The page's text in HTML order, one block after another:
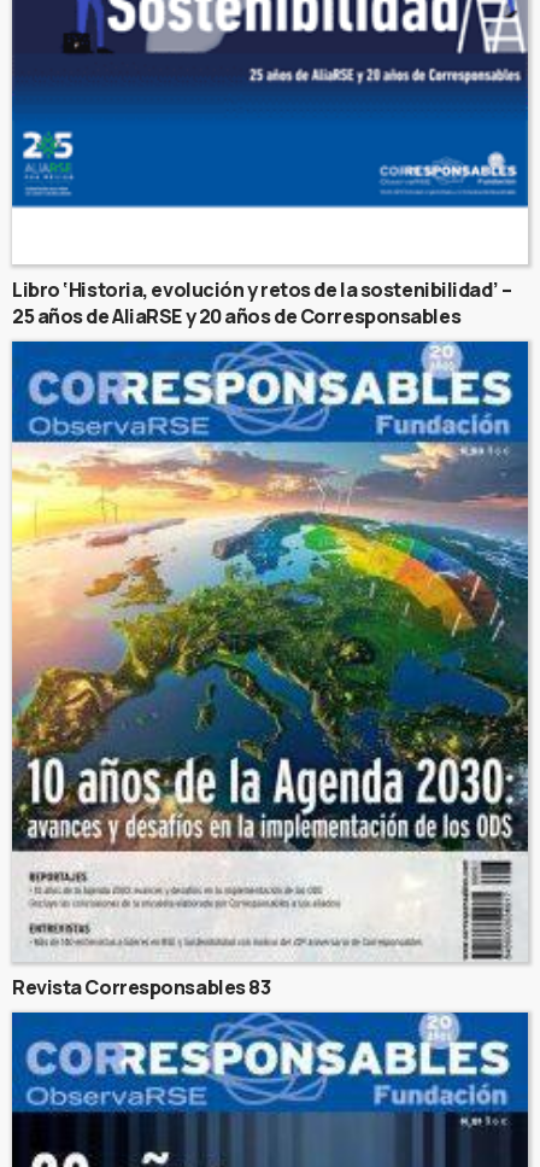
Libro ‘Historia, evolución y retos de la sostenibilidad’ –
25 años de AliaRSE y 20 años de Corresponsables
Revista Corresponsables 83